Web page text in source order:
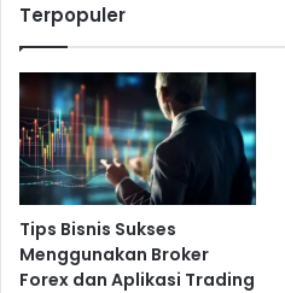
Terpopuler
Tips Bisnis Sukses
Menggunakan Broker
Forex dan Aplikasi Trading